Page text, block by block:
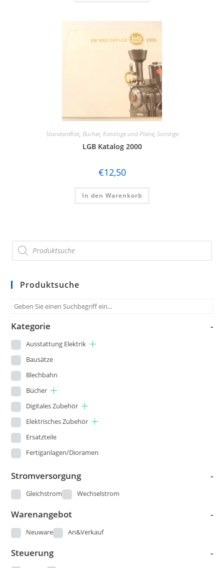
Viessmann
Vollmer
Tamiya
StandardKat, Bücher, Kataloge und Pläne, Sonstige
LGB Katalog 2000
€12,50
In den Warenkorb
Produktsuche
Kategorie -
Ausstattung Elektrik
Bausätze
Blechbahn
Bücher
Digitales Zubehör
Elektrisches Zubehör
Ersatzteile
Fertiganlagen/Dioramen
Kataloge und Pläne
Landschaftsbau
Loks
Modellbau - Sonstige
Stromversorgung -
Gleichstrom Wechselstrom
Warenangebot -
Neuware An&Verkauf
Steuerung -